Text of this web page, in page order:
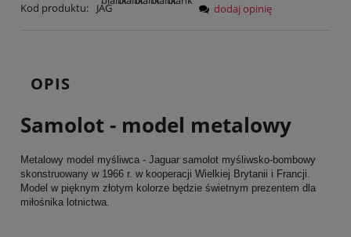
Kod produktu:
JAG
dodaj opinię
OPIS
Samolot - model metalowy
Metalowy model myśliwca - Jaguar samolot myśliwsko-bombowy
skonstruowany w 1966 r. w kooperacji Wielkiej Brytanii i Francji.
Model w pięknym złotym kolorze będzie świetnym prezentem dla
miłośnika lotnictwa.